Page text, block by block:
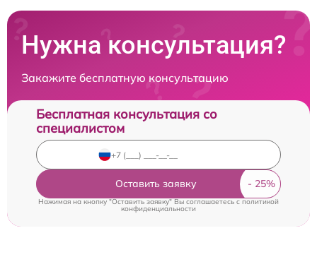
Нужна консультация?
Закажите бесплатную консультацию
Бесплатная консультация со
специалистом
Оставить заявку
Нажимая на кнопку "Оставить заявку" Вы соглашаетесь cполитикой
конфиденциальности